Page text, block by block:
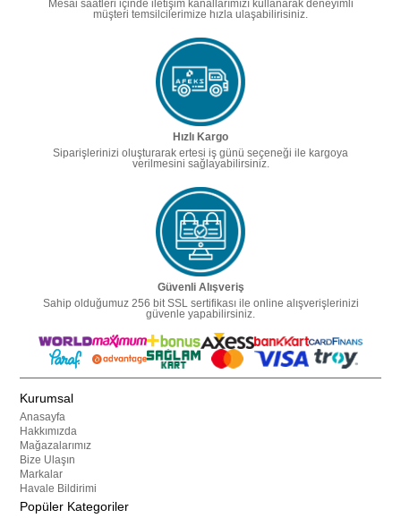
Mesai saatleri içinde iletişim kanallarımızı kullanarak deneyimli
müşteri temsilcilerimize hızla ulaşabilirisiniz.
Hızlı Kargo
Siparişlerinizi oluşturarak ertesi iş günü seçeneği ile kargoya
verilmesini sağlayabilirsiniz.
Güvenli Alışveriş
Sahip olduğumuz 256 bit SSL sertifikası ile online alışverişlerinizi
güvenle yapabilirsiniz.
Kurumsal
Anasayfa
Hakkımızda
Mağazalarımız
Bize Ulaşın
Markalar
Havale Bildirimi
Popüler Kategoriler